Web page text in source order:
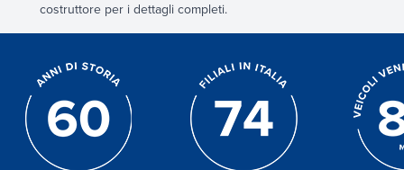
costruttore per i dettagli completi.